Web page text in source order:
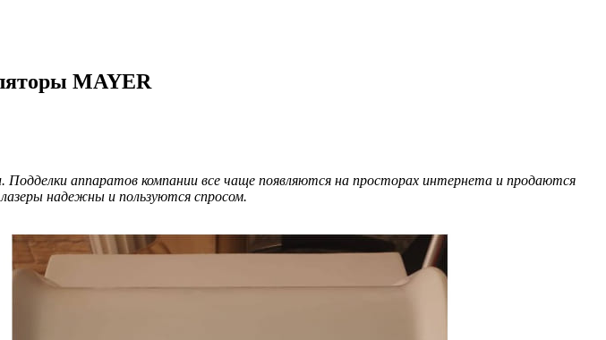
MAYER
Подделки аппаратов компании все чаще появляются на просторах интернета и продаются
надежны и пользуются спросом.